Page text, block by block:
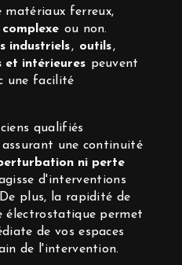
matériaux ferreux,
complexe ou non.
industriels, outils,
et intérieures peuvent
une facilité
qualifiés
une continuité
ni perte
d'interventions
plus, la rapidité de
électrostatique permet
de vos espaces
de l'intervention.